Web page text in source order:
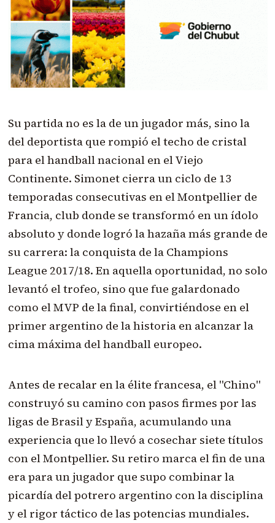
Su partida no es la de un jugador más, sino la
del deportista que rompió el techo de cristal
para el handball nacional en el Viejo
Continente. Simonet cierra un ciclo de 13
temporadas consecutivas en el Montpellier de
Francia, club donde se transformó en un ídolo
absoluto y donde logró la hazaña más grande de
su carrera: la conquista de la Champions
League 2017/18. En aquella oportunidad, no solo
levantó el trofeo, sino que fue galardonado
como el MVP de la final, convirtiéndose en el
primer argentino de la historia en alcanzar la
cima máxima del handball europeo.
Antes de recalar en la élite francesa, el "Chino"
construyó su camino con pasos firmes por las
ligas de Brasil y España, acumulando una
experiencia que lo llevó a cosechar siete títulos
con el Montpellier. Su retiro marca el fin de una
era para un jugador que supo combinar la
picardía del potrero argentino con la disciplina
y el rigor táctico de las potencias mundiales.